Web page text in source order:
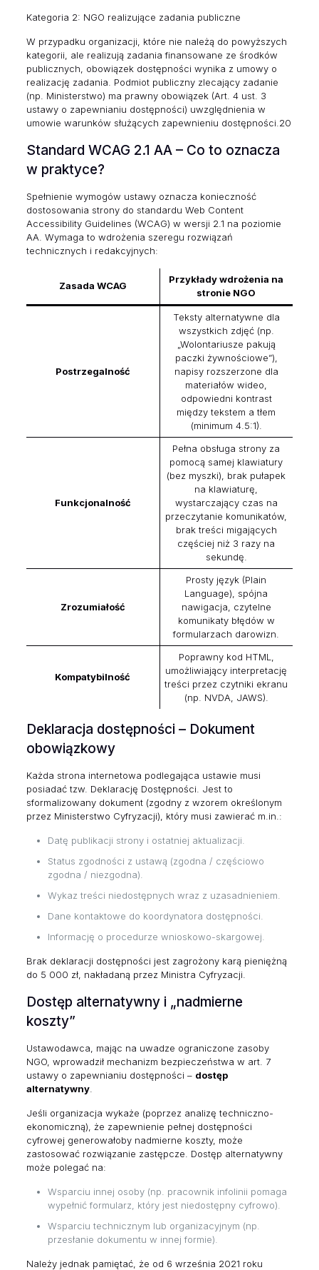
Kategoria 2: NGO realizujące zadania publiczne
W przypadku organizacji, które nie należą do powyższych
kategorii, ale realizują zadania finansowane ze środków
publicznych, obowiązek dostępności wynika z umowy o
realizację zadania. Podmiot publiczny zlecający zadanie
(np. Ministerstwo) ma prawny obowiązek (Art. 4 ust. 3
ustawy o zapewnianiu dostępności) uwzględnienia w
umowie warunków służących zapewnieniu dostępności.20
Standard WCAG 2.1 AA – Co to oznacza
w praktyce?
Spełnienie wymogów ustawy oznacza konieczność
dostosowania strony do standardu Web Content
Accessibility Guidelines (WCAG) w wersji 2.1 na poziomie
AA. Wymaga to wdrożenia szeregu rozwiązań
technicznych i redakcyjnych:
Zasada WCAG
Przykłady wdrożenia na
stronie NGO
Postrzegalność
Teksty alternatywne dla
wszystkich zdjęć (np.
„Wolontariusze pakują
paczki żywnościowe”),
napisy rozszerzone dla
materiałów wideo,
odpowiedni kontrast
między tekstem a tłem
(minimum 4.5:1).
Funkcjonalność
Pełna obsługa strony za
pomocą samej klawiatury
(bez myszki), brak pułapek
na klawiaturę,
wystarczający czas na
przeczytanie komunikatów,
brak treści migających
częściej niż 3 razy na
sekundę.
Zrozumiałość
Prosty język (Plain
Language), spójna
nawigacja, czytelne
komunikaty błędów w
formularzach darowizn.
Kompatybilność
Poprawny kod HTML,
umożliwiający interpretację
treści przez czytniki ekranu
(np. NVDA, JAWS).
Deklaracja dostępności – Dokument
obowiązkowy
Każda strona internetowa podlegająca ustawie musi
posiadać tzw. Deklarację Dostępności. Jest to
sformalizowany dokument (zgodny z wzorem określonym
przez Ministerstwo Cyfryzacji), który musi zawierać m.in.:
Datę publikacji strony i ostatniej aktualizacji.
Status zgodności z ustawą (zgodna / częściowo
zgodna / niezgodna).
Wykaz treści niedostępnych wraz z uzasadnieniem.
Dane kontaktowe do koordynatora dostępności.
Informację o procedurze wnioskowo-skargowej.
Brak deklaracji dostępności jest zagrożony karą pieniężną
do 5 000 zł, nakładaną przez Ministra Cyfryzacji.
Dostęp alternatywny i „nadmierne
koszty”
Ustawodawca, mając na uwadze ograniczone zasoby
NGO, wprowadził mechanizm bezpieczeństwa w art. 7
ustawy o zapewnianiu dostępności – dostęp
alternatywny.
Jeśli organizacja wykaże (poprzez analizę techniczno-
ekonomiczną), że zapewnienie pełnej dostępności
cyfrowej generowałoby nadmierne koszty, może
zastosować rozwiązanie zastępcze. Dostęp alternatywny
może polegać na:
Wsparciu innej osoby (np. pracownik infolinii pomaga
wypełnić formularz, który jest niedostępny cyfrowo).
Wsparciu technicznym lub organizacyjnym (np.
przesłanie dokumentu w innej formie).
Należy jednak pamiętać, że od 6 września 2021 roku